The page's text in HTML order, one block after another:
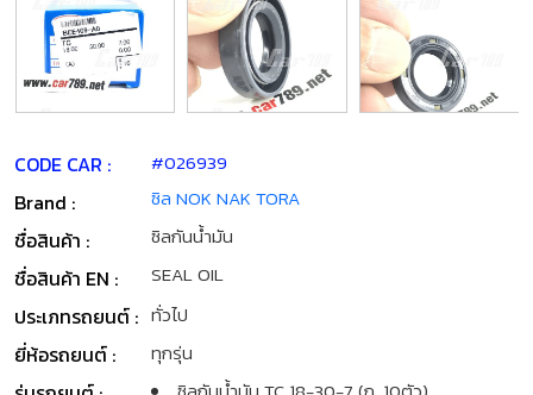
CODE CAR : #026939
Brand : ซิล NOK NAK TORA
ชื่อสินค้า : ซิลกันน้ำมัน
ชื่อสินค้า EN : SEAL OIL
ประเภทรถยนต์ : ทั่วไป
ยี่ห้อรถยนต์ : ทุกรุ่น